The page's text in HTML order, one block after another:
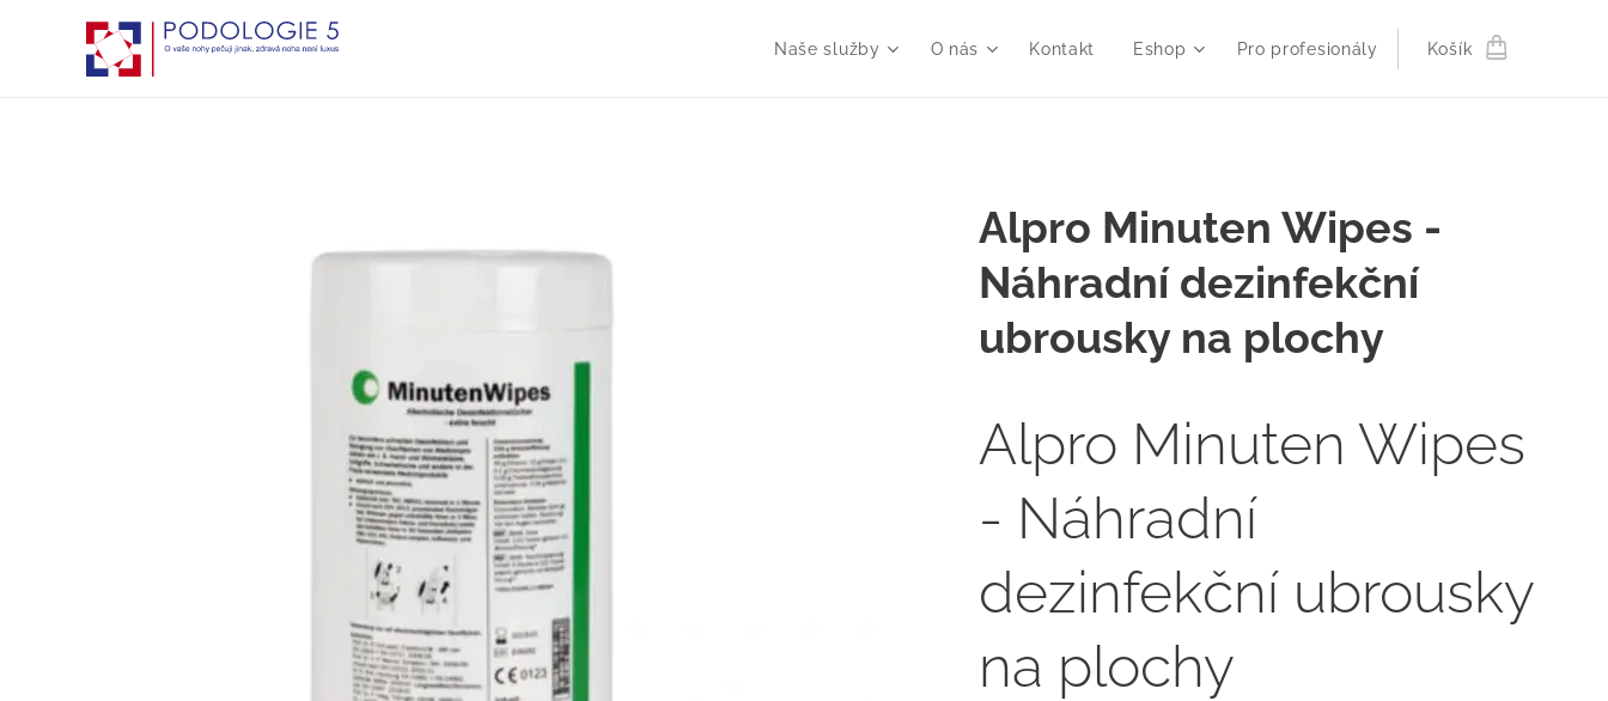
Naše služby O nás Kontakt Eshop Pro profesionály Košík
Alpro Minuten Wipes -
Náhradní dezinfekční
ubrousky na plochy
Alpro Minuten Wipes
- Náhradní
dezinfekční ubrousky
na plochy